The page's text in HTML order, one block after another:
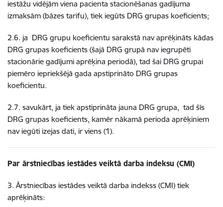
iestāžu vidējām viena pacienta stacionēšanas gadījuma
izmaksām (bāzes tarifu), tiek iegūts DRG grupas koeficients;
2.6. ja DRG grupu koeficientu sarakstā nav aprēķināts kādas
DRG grupas koeficients (šajā DRG grupā nav iegrupēti
stacionārie gadījumi aprēķina periodā), tad šai DRG grupai
piemēro iepriekšējā gada apstiprināto DRG grupas
koeficientu.
2.7. savukārt, ja tiek apstiprināta jauna DRG grupa, tad šīs
DRG grupas koeficients, kamēr nākamā perioda aprēķiniem
nav iegūti izejas dati, ir viens (1).
Par ārstniecības iestādes veiktā darba indeksu (CMI)
3. Ārstniecības iestādes veiktā darba indekss (CMI) tiek
aprēķināts: